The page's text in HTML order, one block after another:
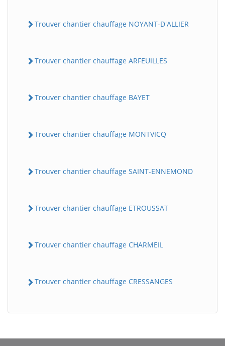
Trouver chantier chauffage NOYANT-D'ALLIER
Trouver chantier chauffage ARFEUILLES
Trouver chantier chauffage BAYET
Trouver chantier chauffage MONTVICQ
Trouver chantier chauffage SAINT-ENNEMOND
Trouver chantier chauffage ETROUSSAT
Trouver chantier chauffage CHARMEIL
Trouver chantier chauffage CRESSANGES
B BatiWebPro
Assistant en ligne